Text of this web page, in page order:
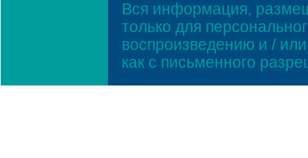
Вся информация,
только для
воспроизведению и /
как с письменного